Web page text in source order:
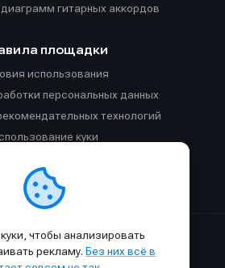
гитарных аккордов
площадки
использования
персональных данных
технологий
куки
общения в Телеграм-чате
к в SAMESOUND© 2015-2026.
SAMESOUND разрешено только с
чтобы анализировать
рекламу. Без них всё в